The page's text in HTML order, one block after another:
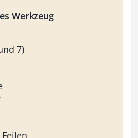
Werkzeug
7)